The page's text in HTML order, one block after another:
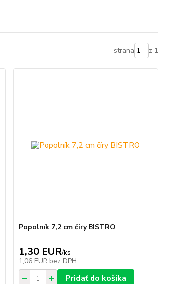
strana z 1
Popolník 7,2 cm číry BISTRO
1,30 EUR/ks
1,06 EUR bez DPH
Pridať do košíka